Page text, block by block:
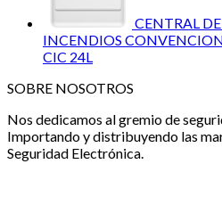
CENTRAL
INCENDIOS
CIC 24L
SOBRE NOSOTROS
Nos dedicamos al gremio de
Importando y distribuyendo las
Seguridad Electrónica.